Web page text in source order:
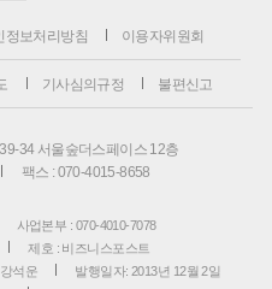
정보처리방침 이용자위원회
기사심의규정 불편신고
34 서울숲더스페이스 12층
팩스 : 070-4015-8658
사업본부 : 070-4010-7078
제호 : 비즈니스포스트
석운
발행일자: 2013년 12월 2일